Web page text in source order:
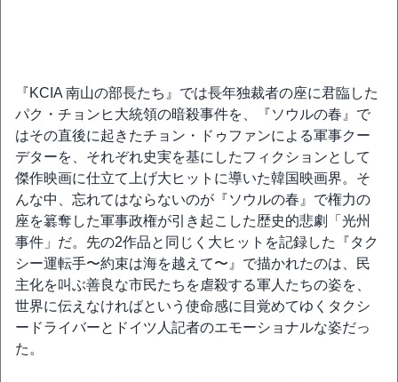
『KCIA 南山の部長たち』では長年独裁者の座に君臨した
パク・チョンヒ大統領の暗殺事件を、『ソウルの春』で
はその直後に起きたチョン・ドゥファンによる軍事クー
デターを、それぞれ史実を基にしたフィクションとして
傑作映画に仕立て上げ大ヒットに導いた韓国映画界。そ
んな中、忘れてはならないのが『ソウルの春』で権力の
座を簒奪した軍事政権が引き起こした歴史的悲劇「光州
事件」だ。先の2作品と同じく大ヒットを記録した『タク
シー運転手〜約束は海を越えて〜』で描かれたのは、民
主化を叫ぶ善良な市民たちを虐殺する軍人たちの姿を、
世界に伝えなければという使命感に目覚めてゆくタクシ
ードライバーとドイツ人記者のエモーショナルな姿だっ
た。